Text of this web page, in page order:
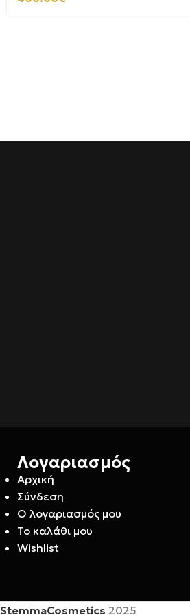
Λογαριασμός
Αρχική
Σύνδεση
Ο λογαριασμός μου
Το καλάθι μου
Wishlist
StemmaCosmetics 2025